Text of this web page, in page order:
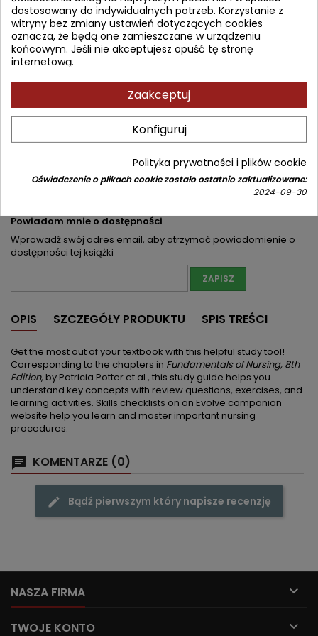
Wydawca: Mosby
ISBN: 9780323084697
156,19 zł 140,57 zł
Najniższa cena w okresie 30 dni przed promocją:
Produkt niedostępny
Nakład wyczerpany (niedostępny u wydawcy)
Powiadom mnie o dostępności
Wprowadź swój adres email, aby otrzymać powiadomienie o
dostępności tej książki
ZAPISZ
OPIS SZCZEGÓŁY PRODUKTU SPIS TREŚCI
Get the most out of your textbook with this helpful study tool!
Corresponding to the chapters in Fundamentals of Nursing, 8th
Edition, by Patricia Potter et al., this study guide helps you
understand key concepts with review questions, exercises, and
learning activities. Skills checklists on an Evolve companion
website help you learn and master important nursing
procedures.
KOMENTARZE (0)
Bądź pierwszym który napisze recenzję
NASZA FIRMA 
TWOJE KONTO 
dostosowany do indywidualnych potrzeb. Korzystanie z
witryny bez zmiany ustawień dotyczących cookies
oznacza, że będą one zamieszczane w urządzeniu
końcowym. Jeśli nie akceptujesz opuść tę stronę
internetową.
Zaakceptuj
Konfiguruj
Polityka prywatności i plików cookie
Oświadczenie o plikach cookie zostało ostatnio zaktualizowane:
2024-09-30